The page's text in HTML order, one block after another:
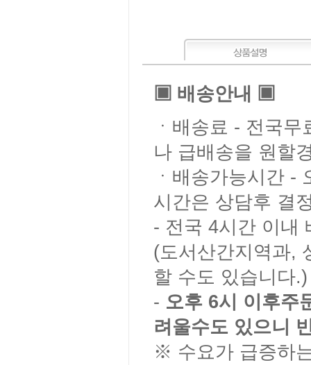
▣ 배송안내 ▣
ㆍ배송료 - 전국
나 급배송을 원할
ㆍ배송가능시간 -
시간은 상담후 결
- 전국 4시간 이내
(도서산간지역과,
할 수도 있습니다.)
- 오후 6시 이후주
려울수도 있으니
※ 수요가 급증하